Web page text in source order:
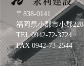
〒838-0141
福岡県小郡市小郡
TEL0942-72-3724
FAX 0942-73-2544